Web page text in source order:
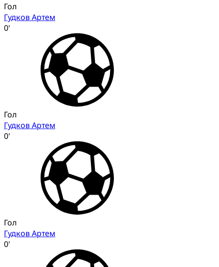
Гол
Гудков Артем
0'
Гол
Гудков Артем
0'
Гол
Гудков Артем
0'